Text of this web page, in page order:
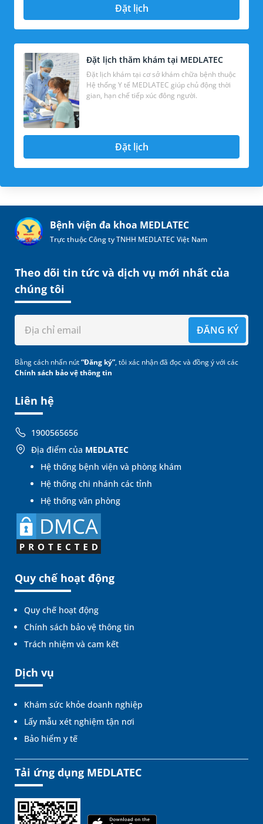
Đặt lịch
Đặt lịch thăm khám tại MEDLATEC
Đặt lịch khám tại cơ sở khám chữa bệnh thuộc
Hệ thống Y tế MEDLATEC giúp chủ động thời
gian, hạn chế tiếp xúc đông người.
Đặt lịch
Bệnh viện đa khoa MEDLATEC
Trực thuộc Công ty TNHH MEDLATEC Việt Nam
Liên hệ
1900565656
Địa điểm của MEDLATEC
Hệ thống bệnh viện và phòng khám
Hệ thống chi nhánh các tỉnh
Hệ thống văn phòng
Quy chế hoạt động
Quy chế hoạt động
Chính sách bảo vệ thông tin
Trách nhiệm và cam kết
Dịch vụ
Khám sức khỏe doanh nghiệp
Lấy mẫu xét nghiệm tận nơi
Bảo hiểm y tế
Theo dõi tin tức và dịch vụ mới nhất của
chúng tôi
ĐĂNG KÝ
Bằng cách nhấn nút“Đăng ký”, tôi xác nhận đã đọc và đồng ý với các
Chính sách bảo vệ thông tin
Tải ứng dụng MEDLATEC